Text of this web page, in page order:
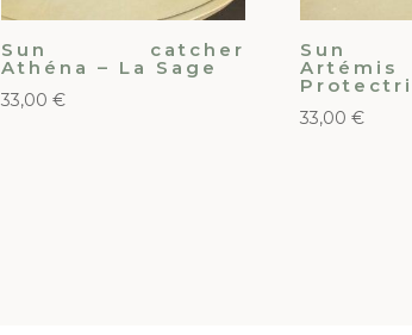
Sun catcher
Athéna – La Sage
33,00€
Sun
33,00€